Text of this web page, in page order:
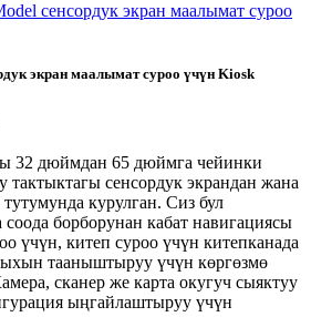
экран маалымат суроо үчүн Kiosk
32 дюймдан 65 дюймга чейинки
тактыктагы сенсордук экрандан жана
курулган. Сиз бул
борборунан кабат навигациясы
үчүн, китеп суроо үчүн китепканада
тааныштыруу үчүн көргөзмө
сканер же карта окугуч сыяктуу
ыңгайлаштыруу үчүн